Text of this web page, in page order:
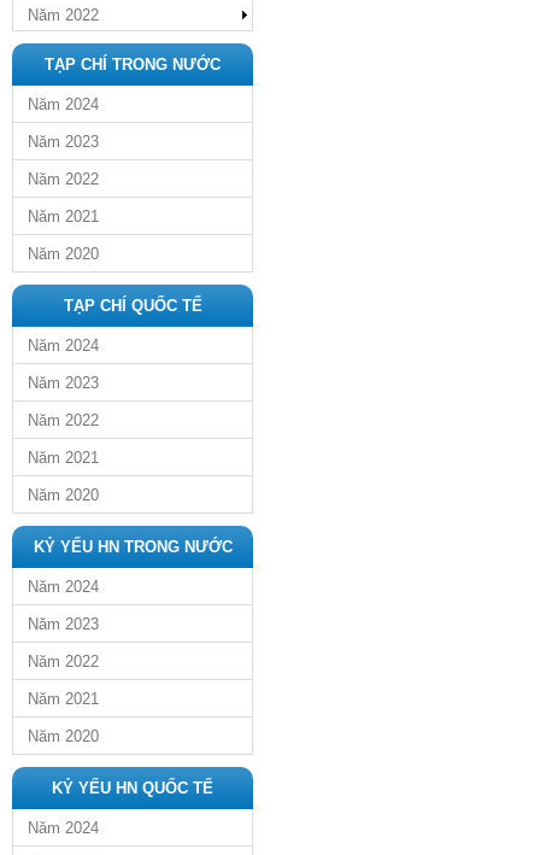
Năm 2022
TẠP CHÍ TRONG NƯỚC
Năm 2024
Năm 2023
Năm 2022
Năm 2021
Năm 2020
TẠP CHÍ QUỐC TẾ
Năm 2024
Năm 2023
Năm 2022
Năm 2021
Năm 2020
KỶ YẾU HN TRONG NƯỚC
Năm 2024
Năm 2023
Năm 2022
Năm 2021
Năm 2020
KỶ YẾU HN QUỐC TẾ
Năm 2024